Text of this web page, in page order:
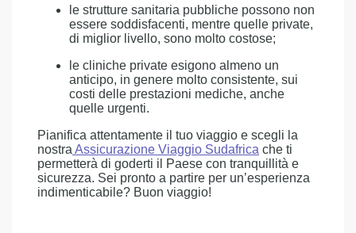
le strutture sanitaria pubbliche possono non
essere soddisfacenti, mentre quelle private,
di miglior livello, sono molto costose;
le cliniche private esigono almeno un
anticipo, in genere molto consistente, sui
costi delle prestazioni mediche, anche
quelle urgenti.
Pianifica attentamente il tuo viaggio e scegli la
nostra Assicurazione Viaggio Sudafrica che ti
permetterà di goderti il Paese con tranquillità e
sicurezza. Sei pronto a partire per un’esperienza
indimenticabile? Buon viaggio!